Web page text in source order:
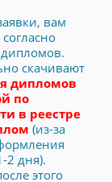
вам
дипломов.
скачивают
дипломов
по
в реестре
(из-за
2 дня).
этого